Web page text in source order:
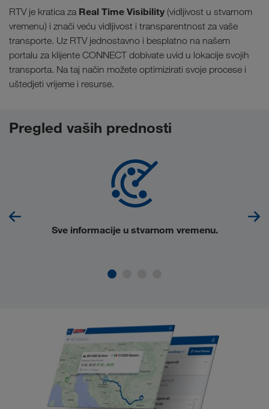
RTV je kratica za Real Time Visibility (vidljivost u stvarnom
vremenu) i znači veću vidljivost i transparentnost za vaše
transporte. Uz RTV jednostavno i besplatno na našem
portalu za klijente CONNECT dobivate uvid u lokacije svojih
transporta. Na taj način možete optimizirati svoje procese i
uštedjeti vrijeme i resurse.
Pregled vaših prednosti
Sve informacije u stvarnom vremenu.